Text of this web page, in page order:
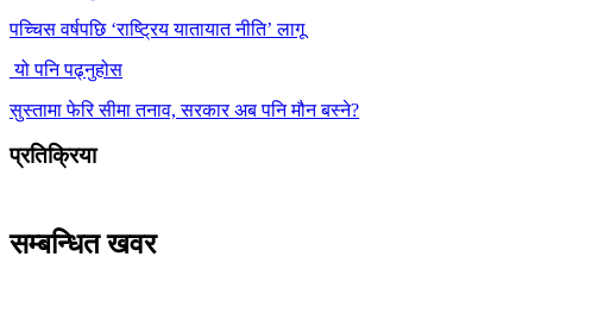
पच्चिस वर्षपछि ‘राष्ट्रिय यातायात नीति’ लागू
यो पनि पढ्नुहोस
सुस्तामा फेरि सीमा तनाव, सरकार अब पनि मौन बस्ने?
प्रतिक्रिया
सम्बन्धित खवर